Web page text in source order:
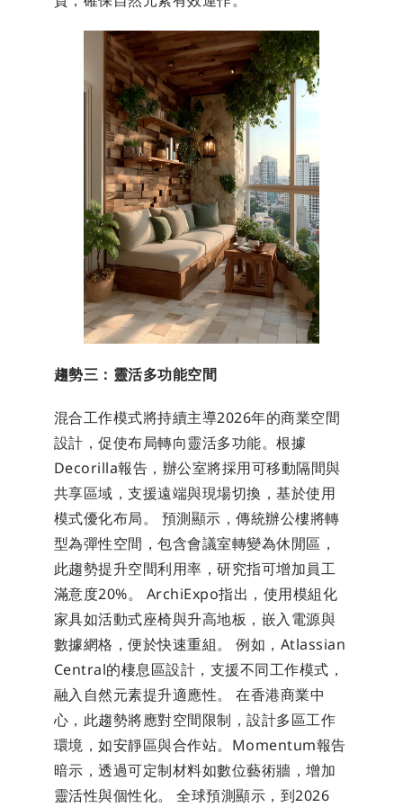
趨勢三：靈活多功能空間
混合工作模式將持續主導2026年的商業空間
設計，促使布局轉向靈活多功能。根據
Decorilla報告，辦公室將採用可移動隔間與
共享區域，支援遠端與現場切換，基於使用
模式優化布局。 預測顯示，傳統辦公樓將轉
型為彈性空間，包含會議室轉變為休閒區，
此趨勢提升空間利用率，研究指可增加員工
滿意度20%。 ArchiExpo指出，使用模組化
家具如活動式座椅與升高地板，嵌入電源與
數據網格，便於快速重組。 例如，Atlassian
Central的棲息區設計，支援不同工作模式，
融入自然元素提升適應性。 在香港商業中
心，此趨勢將應對空間限制，設計多區工作
環境，如安靜區與合作站。Momentum報告
暗示，透過可定制材料如數位藝術牆，增加
靈活性與個性化。 全球預測顯示，到2026